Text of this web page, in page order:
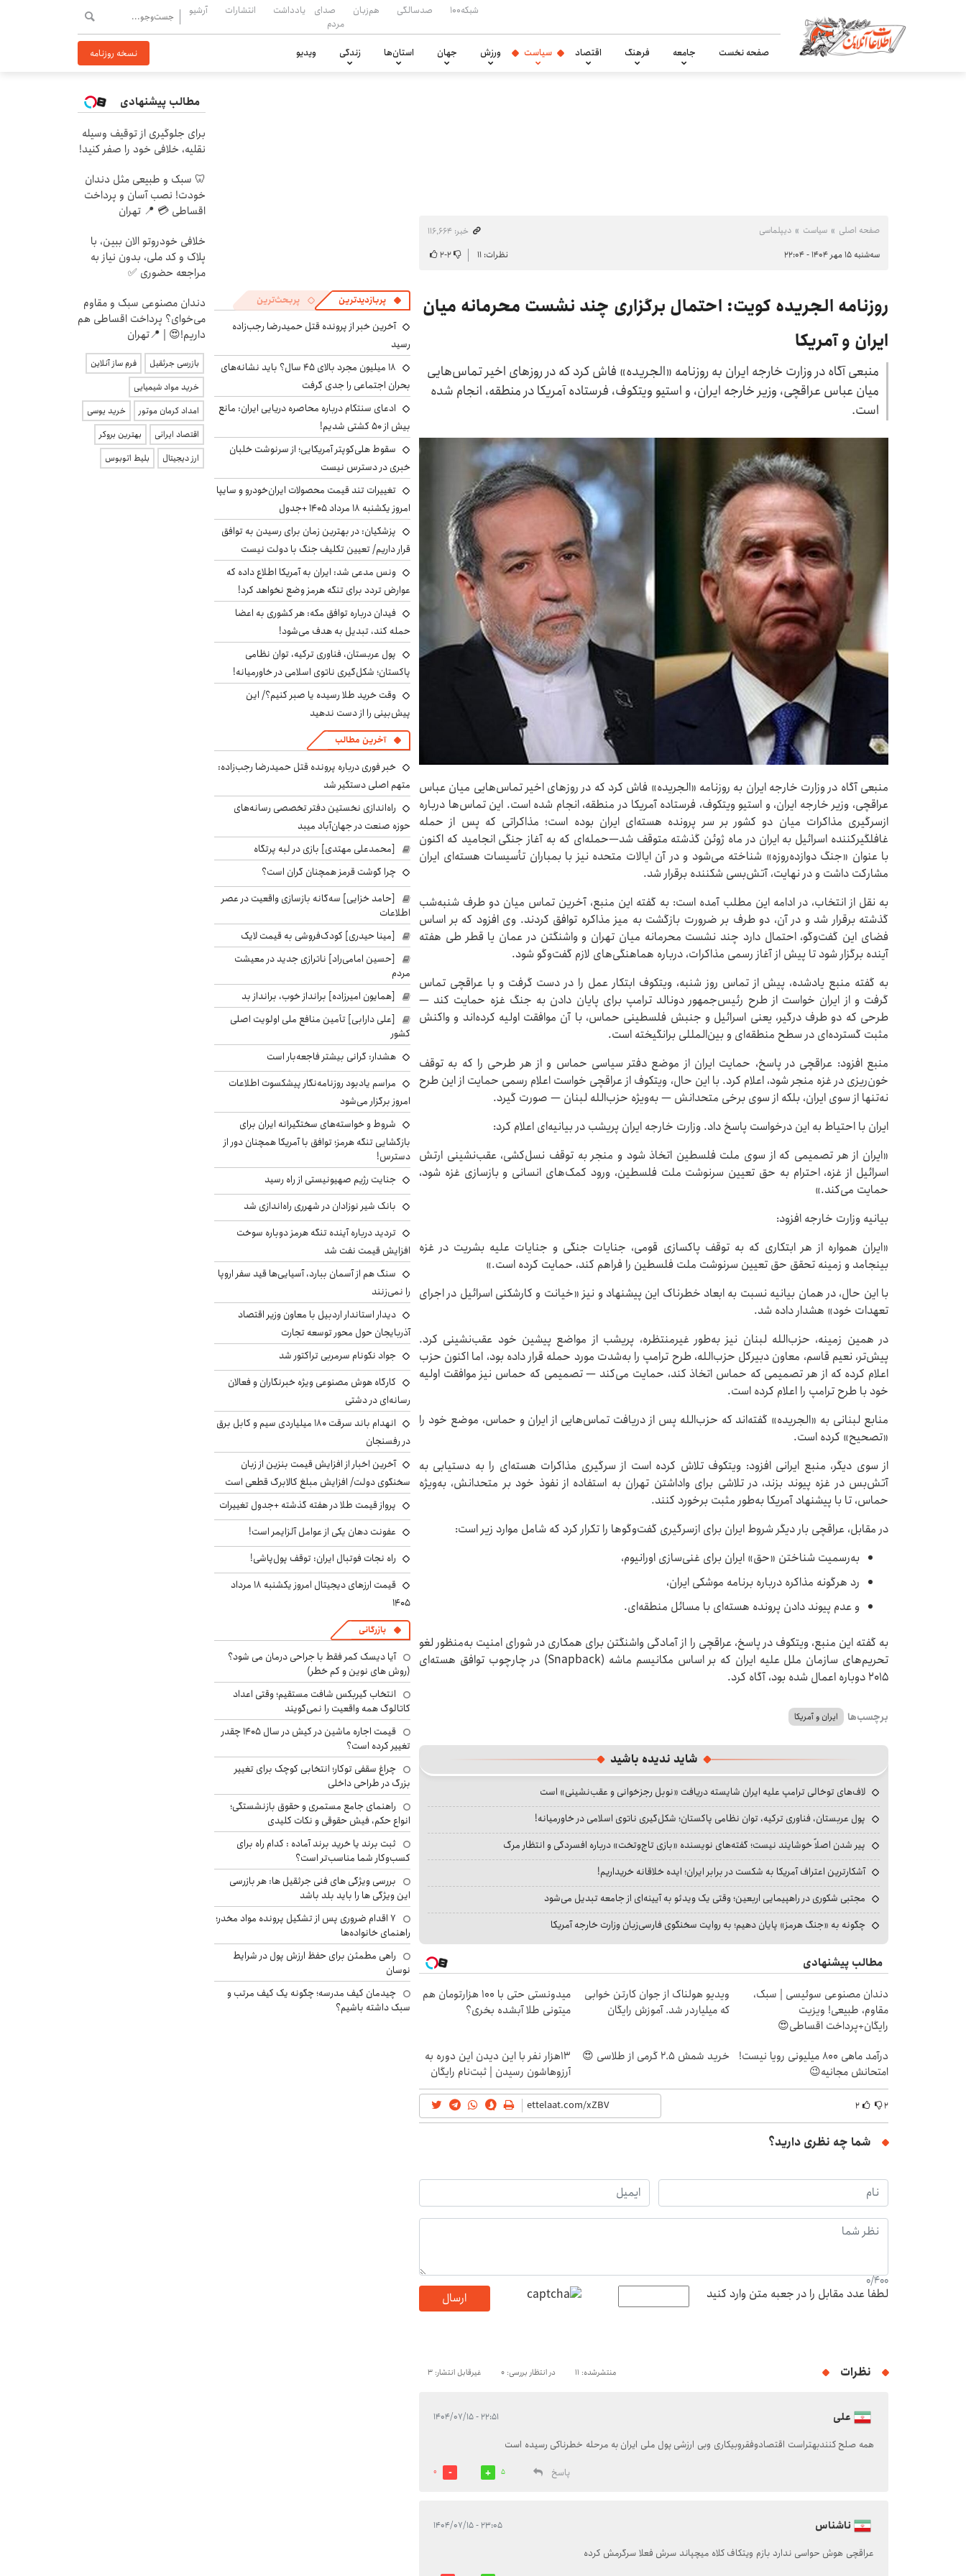
شبکه۱۰۰ صدسالگی هم‌زبان
صدای
مردم
یادداشت انتشارات آرشیو
صفحه نخست جامعه فرهنگ اقتصاد سیاست ورزش جهان استان‌ها زندگی ویدیو نسخه روزنامه
صفحه اصلی سیاست دیپلماسی
خبر: ۱۱۶٬۶۶۴
سه‌شنبه ۱۵ مهر ۱۴۰۴ - ۲۲:۰۴
نظرات: ۱۱ ۲-۲
روزنامه الجریده کویت: احتمال برگزاری چند نشست محرمانه میان
ایران و آمریکا
منبعی آگاه در وزارت خارجه ایران به روزنامه «الجریده» فاش کرد که در روزهای اخیر تماس‌هایی
میان عباس عراقچی، وزیر خارجه ایران، و استیو ویتکوف، فرستاده آمریکا در منطقه، انجام شده
است.
منبعی آگاه در وزارت خارجه ایران به روزنامه «الجریده» فاش کرد که در روزهای اخیر تماس‌هایی میان عباس
عراقچی، وزیر خارجه ایران، و استیو ویتکوف، فرستاده آمریکا در منطقه، انجام شده است. این تماس‌ها درباره
ازسرگیری مذاکرات میان دو کشور بر سر پرونده هسته‌ای ایران بوده است؛ مذاکراتی که پس از حمله
غافلگیرکننده اسرائیل به ایران در ماه ژوئن گذشته متوقف شد—حمله‌ای که به آغاز جنگی انجامید که اکنون
با عنوان «جنگ دوازده‌روزه» شناخته می‌شود و در آن ایالات متحده نیز با بمباران تأسیسات هسته‌ای ایران
مشارکت داشت و در نهایت، آتش‌بسی شکننده برقرار شد.
به نقل از انتخاب، در ادامه این مطلب آمده است: به گفته این منبع، آخرین تماس میان دو طرف شنبه‌شب
گذشته برقرار شد و در آن، دو طرف بر ضرورت بازگشت به میز مذاکره توافق کردند. وی افزود که بر اساس
فضای این گفت‌وگو، احتمال دارد چند نشست محرمانه میان تهران و واشنگتن در عمان یا قطر طی هفته
آینده برگزار شود تا پیش از آغاز رسمی مذاکرات، درباره هماهنگی‌های لازم گفت‌وگو شود.
به گفته منبع یادشده، پیش از تماس روز شنبه، ویتکوف ابتکار عمل را در دست گرفت و با عراقچی تماس
گرفت و از ایران خواست از طرح رئیس‌جمهور دونالد ترامپ برای پایان دادن به جنگ غزه حمایت کند —
طرحی که دو طرف درگیر، یعنی اسرائیل و جنبش فلسطینی حماس، با آن موافقت اولیه کرده‌اند و واکنش
مثبت گسترده‌ای در سطح منطقه‌ای و بین‌المللی برانگیخته است.
منبع افزود: عراقچی در پاسخ، حمایت ایران از موضع دفتر سیاسی حماس و از هر طرحی را که به توقف
خون‌ریزی در غزه منجر شود، اعلام کرد. با این حال، ویتکوف از عراقچی خواست اعلام رسمی حمایت از این طرح
نه‌تنها از سوی ایران، بلکه از سوی برخی متحدانش — به‌ویژه حزب‌الله لبنان — صورت گیرد.
ایران با احتیاط به این درخواست پاسخ داد. وزارت خارجه ایران پریشب در بیانیه‌ای اعلام کرد:
«ایران از هر تصمیمی که از سوی ملت فلسطین اتخاذ شود و منجر به توقف نسل‌کشی، عقب‌نشینی ارتش
اسرائیل از غزه، احترام به حق تعیین سرنوشت ملت فلسطین، ورود کمک‌های انسانی و بازسازی غزه شود،
حمایت می‌کند.»
بیانیه وزارت خارجه افزود:
«ایران همواره از هر ابتکاری که به توقف پاکسازی قومی، جنایات جنگی و جنایات علیه بشریت در غزه
بینجامد و زمینه تحقق حق تعیین سرنوشت ملت فلسطین را فراهم کند، حمایت کرده است.»
با این حال، در همان بیانیه نسبت به ابعاد خطرناک این پیشنهاد و نیز «خیانت و کارشکنی اسرائیل در اجرای
تعهدات خود» هشدار داده شد.
در همین زمینه، حزب‌الله لبنان نیز به‌طور غیرمنتظره، پریشب از مواضع پیشین خود عقب‌نشینی کرد.
پیش‌تر، نعیم قاسم، معاون دبیرکل حزب‌الله، طرح ترامپ را به‌شدت مورد حمله قرار داده بود، اما اکنون حزب
اعلام کرده که از هر تصمیمی که حماس اتخاذ کند، حمایت می‌کند — تصمیمی که حماس نیز موافقت اولیه
خود با طرح ترامپ را اعلام کرده است.
منابع لبنانی به «الجریده» گفته‌اند که حزب‌الله پس از دریافت تماس‌هایی از ایران و حماس، موضع خود را
«تصحیح» کرده است.
از سوی دیگر، منبع ایرانی افزود: ویتکوف تلاش کرده است از سرگیری مذاکرات هسته‌ای را به دستیابی به
آتش‌بس در غزه پیوند بزند، در تلاشی برای واداشتن تهران به استفاده از نفوذ خود بر متحدانش، به‌ویژه
حماس، تا با پیشنهاد آمریکا به‌طور مثبت برخورد کنند.
در مقابل، عراقچی بار دیگر شروط ایران برای ازسرگیری گفت‌وگوها را تکرار کرد که شامل موارد زیر است:
به‌رسمیت شناختن «حق» ایران برای غنی‌سازی اورانیوم،
رد هرگونه مذاکره درباره برنامه موشکی ایران،
و عدم پیوند دادن پرونده هسته‌ای با مسائل منطقه‌ای.
به گفته این منبع، ویتکوف در پاسخ، عراقچی را از آمادگی واشنگتن برای همکاری در شورای امنیت به‌منظور لغو
تحریم‌های سازمان ملل علیه ایران که بر اساس مکانیسم ماشه (Snapback) در چارچوب توافق هسته‌ای
۲۰۱۵ دوباره اعمال شده بود، آگاه کرد.
برچسب‌ها ایران و آمریکا
شاید ندیده باشید
لاف‌های توخالی ترامپ علیه ایران شایسته دریافت «نوبل رجزخوانی و عقب‌نشینی» است
پول عربستان، فناوری ترکیه، توان نظامی پاکستان؛ شکل‌گیری ناتوی اسلامی در خاورمیانه!
پیر شدن اصلاً خوشایند نیست؛ گفته‌های نویسنده «بازی تاج‌وتخت» درباره افسردگی و انتظار مرگ
آشکارترین اعتراف آمریکا به شکست در برابر ایران؛ ایده خلاقانه خریداریم!
مجتبی شکوری در راهپیمایی اربعین؛ وقتی یک ویدئو به آیینه‌ای از جامعه تبدیل می‌شود
چگونه به «جنگ هرمز» پایان دهیم؛ به روایت سخنگوی فارسی‌زبان وزارت خارجه آمریکا
مطالب پیشنهادی
دندان مصنوعی سوئیسی | سبک،
مقاوم، طبیعی! ویزیت
رایگان+پرداخت اقساطی😍
ویدیو هولناک از جوان کارتن خوابی
که میلیاردر شد. آموزش رایگان
میدونستی حتی با ۱۰۰ هزارتومان هم
میتونی طلا آبشده بخری؟
درآمد ماهی 800 میلیونی رویا نیست!
امتحانش مجانیه😉
خرید شمش 2.5 گرمی از طلاسی 😍
13هزار نفر با این دیدن این دوره به
آرزوهاشون رسیدن | ثبت‌‌نام رایگان
۲ ۲
شما چه نظری دارید؟
0/400
لطفا عدد مقابل را در جعبه متن وارد کنید ارسال
نظرات منتشرشده: 11 در انتظار بررسی: 0 غیرقابل انتشار: 3
علی ۲۲:۵۱ - ۱۴۰۴/۰۷/۱۵
همه صلح کنندبهتراست اقتصادوفقروبیکاری وبی ارزشی پول ملی ایران به مرحله خطرناکی رسیده است
پاسخ
5
0
ناشناس ۲۳:۰۵ - ۱۴۰۴/۰۷/۱۵
عراقچی هوش حواسی ندارد بازم ویتکاف کلاه میچپاند سرش فعلا سرگرمش کرده
پربازدیدترین پربحث‌ترین
آخرین خبر از پرونده قتل حمیدرضا رجب‌زاده
رسید
۱۸ میلیون مجرد بالای ۴۵ سال؟ باید نشانه‌های
بحران اجتماعی را جدی گرفت
ادعای سنتکام درباره محاصره دریایی ایران: مانع
بیش از ۵۰ کشتی شدیم!
سقوط هلی‌کوپتر آمریکایی؛ از سرنوشت خلبان
خبری در دسترس نیست
تغییرات تند قیمت محصولات ایران‌خودرو و سایپا
امروز یکشنبه ۱۸ مرداد ۱۴۰۵ +جدول
پزشکیان‌: در بهترین زمان برای رسیدن به توافق
قرار داریم/ تعیین تکلیف جنگ با دولت نیست
ونس مدعی شد: ایران به آمریکا اطلاع داده که
عوارض تردد برای تنگه هرمز وضع نخواهد کرد!
فیدان درباره توافق مکه: هر کشوری به اعضا
حمله کند، تبدیل به هدف می‌شود!
پول عربستان، فناوری ترکیه، توان نظامی
پاکستان؛ شکل‌گیری ناتوی اسلامی در خاورمیانه!
وقت خرید طلا رسیده یا صبر کنیم؟/ این
پیش‌بینی را از دست ندهید
آخرین مطالب
خبر فوری درباره پرونده قتل حمیدرضا رجب‌زاده:
متهم اصلی دستگیر شد
راه‌اندازی نخستین دفتر تخصصی رسانه‌های
حوزه صنعت در جهان‌آباد میبد
[محمدعلی مهتدی] بازی در لبه پرتگاه
چرا گوشت قرمز همچنان گران است؟
[حامد خزایی] سه‌گانه بازسازی واقعیت در عصر
اطلاعات
[مینا حیدری] کودک‌فروشی به قیمت لایک
[حسین امامی‌راد] ناترازی جدید در معیشت
مردم
[همایون امیرزاده] برانداز خوب، برانداز بد
[علی دارابی] تأمین منافع ملی اولویت اصلی
کشور
هشدار: گرانی بیشتر فاجعه‌بار است
مراسم یادبود روزنامه‌نگار پیشکسوت اطلاعات
امروز برگزار می‌شود
شروط و خواسته‌های سختگیرانه ایران برای
بازگشایی تنگه هرمز؛ توافق با آمریکا همچنان دور از
دسترس!
جنایت رژیم صهیونیستی از راه رسید
بانک شیر نوزادان در شهرری راه‌اندازی شد
تردید درباره آینده تنگه هرمز دوباره سوخت
افزایش قیمت نفت شد
سنگ هم از آسمان ببارد، آسیایی‌ها قید سفر اروپا
را نمی‌زنند
دیدار استاندار اردبیل با معاون وزیر اقتصاد
آذربایجان حول محور توسعه تجارت
جواد نکونام سرمربی تراکتور شد
کارگاه هوش مصنوعی ویژه خبرنگاران و فعالان
رسانه‌ای در دشتی
انهدام باند سرقت ۱۸۰ میلیاردی سیم و کابل برق
در رفسنجان
آخرین اخبار از افزایش قیمت بنزین از زبان
سخنگوی دولت/ افزایش مبلغ کالابرگ قطعی است
پرواز قیمت طلا در هفته گذشته +جدول تغییرات
عفونت دهان یکی از عوامل آلزایمر است!
راه نجات فوتبال ایران: توقف پول‌پاشی!
قیمت ارزهای دیجیتال امروز یکشنبه ۱۸ مرداد
۱۴۰۵
بازرگانی
آیا دیسک کمر فقط با جراحی درمان می شود؟
(روش های نوین و کم خطر)
انتخاب گیربکس شافت مستقیم؛ وقتی اعداد
کاتالوگ همه واقعیت را نمی‌گویند
قیمت اجاره ماشین در کیش در سال ۱۴۰۵ چقدر
تغییر کرده است؟
چراغ سقفی توکار؛ انتخابی کوچک برای تغییر
بزرگ در طراحی داخلی
راهنمای جامع مستمری و حقوق بازنشستگی؛
انواع حکم، فیش حقوقی و نکات کلیدی
ثبت برند یا خرید برند آماده : کدام راه برای
کسب‌وکار شما مناسب‌تر است؟
بررسی ویژگی های فنی جرثقیل ها: هر بازرسی
این ویژگی ها را باید بلد باشد
۷ اقدام ضروری پس از تشکیل پرونده مواد مخدر؛
راهنمای خانواده‌ها
راهی مطمئن برای حفظ ارزش پول در شرایط
نوسان
چیدمان کیف مدرسه؛ چگونه یک کیف مرتب و
سبک داشته باشیم؟
مطالب پیشنهادی
برای جلوگیری از توقیف وسیله
نقلیه، خلافی خود را صفر کنید!
🦷 سبک و طبیعی مثل دندان
خودت! نصب آسان و پرداخت
اقساطی 💳 📍 تهران
خلافی خودروتو الان ببین، با
پلاک و کد ملی، بدون نیاز به
مراجعه حضوری ✅
دندان مصنوعی سبک و مقاوم
می‌خوای؟ پرداخت اقساطی هم
داریم!😍 | 📍تهران
بازرسی جرثقیل
فرم ساز آنلاین
خرید مواد شیمیایی
امداد کرمان موتور
خرید یوسی
اقتصاد ایرانی
بهترین بروکر
ارز دیجیتال
بلیط اتوبوس